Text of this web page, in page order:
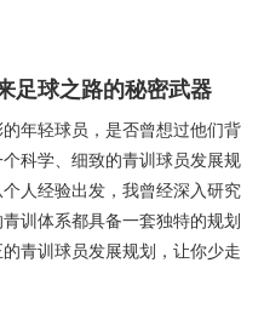
足球之路的秘密武器
年轻球员，是否曾想过他们背
科学、细致的青训球员发展规
人经验出发，我曾经深入研究
训体系都具备一套独特的规划
青训球员发展规划，让你少走